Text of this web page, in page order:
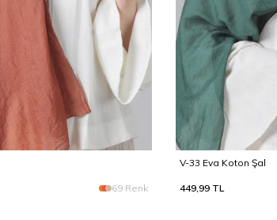
69 Renk
V-33 Eva Koton Şal
449,99 TL